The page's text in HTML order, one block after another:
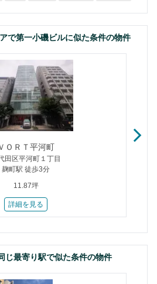
で第一小磯ビルに似た条件の物件
ＯＲＴ平河町
田区平河町１丁目
麹町駅 徒歩3分
11.87坪
詳細を見る
じ最寄り駅で似た条件の物件